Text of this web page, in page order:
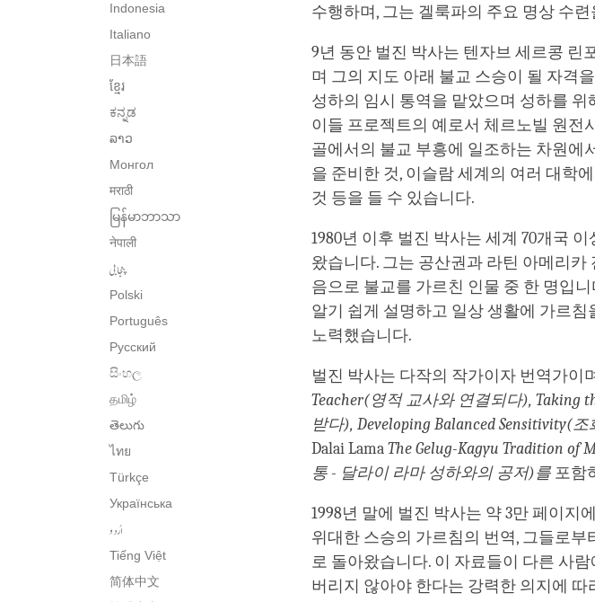
Indonesia
Italiano
日本語
ខ្មែរ
ಕನ್ನಡ
ລາວ
Монгол
मराठी
မြန်မာဘာသာ
नेपाली
پنجابی
Polski
Português
Русский
සිංහල
தமிழ்
తెలుగు
ไทย
Türkçe
Українська
اُردو
Tiếng Việt
简体中文
수행하며, 그는 겔룩파의 주요 명상 수
9년 동안 벌진 박사는 텐자브 세르콩 린
며 그의 지도 아래 불교 스승이 될 자격
성하의 임시 통역을 맡았으며 성하를
이들 프로젝트의 예로서 체르노빌 원전
골에서의 불교 부흥에 일조하는 차원에
을 준비한 것, 이슬람 세계의 여러 대학
것 등을 들 수 있습니다.
1980년 이후 벌진 박사는 세계 70개국
왔습니다. 그는 공산권과 라틴 아메리카
음으로 불교를 가르친 인물 중 한 명입
알기 쉽게 설명하고 일상 생활에 가르
노력했습니다.
벌진 박사는 다작의 작가이자 번역가이
Teacher(영적 교사와 연결되다), Taking
받다), Developing Balanced Sensitivity(
Dalai LamaThe Gelug-Kagyu Tradition
통 - 달라이 라마 성하와의 공저)를 포함
1998년 말에 벌진 박사는 약 3만 페이지
위대한 스승의 가르침의 번역, 그들로
로 돌아왔습니다. 이 자료들이 다른 사
버리지 않아야 한다는 강력한 의지에 따